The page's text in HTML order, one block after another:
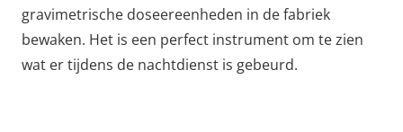
gravimetrische doseereenheden in de fabriek
bewaken. Het is een perfect instrument om te zien
wat er tijdens de nachtdienst is gebeurd.